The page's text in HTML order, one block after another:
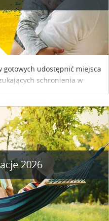
gotowych udostępnić miejsca
schronienia w
2026